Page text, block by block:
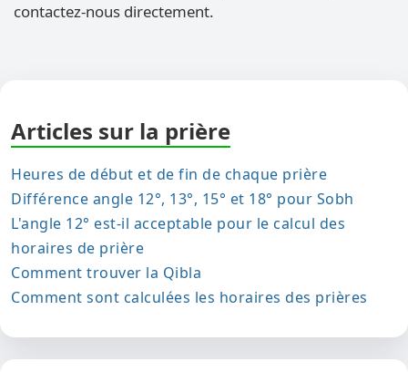
contactez-nous directement.
Articles sur la prière
Heures de début et de fin de chaque prière
Différence angle 12°, 13°, 15° et 18° pour Sobh
L'angle 12° est-il acceptable pour le calcul des
horaires de prière
Comment trouver la Qibla
Comment sont calculées les horaires des prières